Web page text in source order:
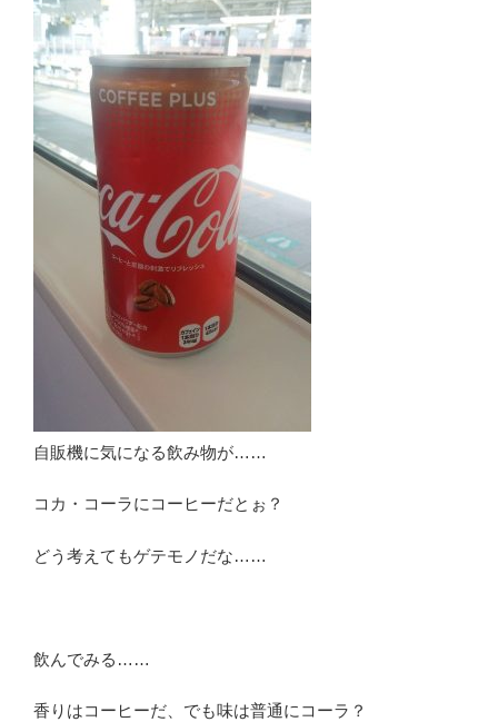
自販機に気になる飲み物が……
コカ・コーラにコーヒーだとぉ？
どう考えてもゲテモノだな……
飲んでみる……
香りはコーヒーだ、でも味は普通にコーラ？